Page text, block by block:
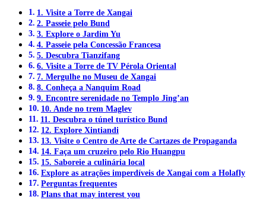
1. Visite a Torre de Xangai
2. Passeie pelo Bund
3. Explore o Jardim Yu
4. Passeie pela Concessão Francesa
5. Descubra Tianzifang
6. Visite a Torre de TV Pérola Oriental
7. Mergulhe no Museu de Xangai
8. Conheça a Nanquim Road
9. Encontre serenidade no Templo Jing’an
10. Ande no trem Maglev
11. Descubra o túnel turístico Bund
12. Explore Xintiandi
13. Visite o Centro de Arte de Cartazes de Propaganda
14. Faça um cruzeiro pelo Rio Huangpu
15. Saboreie a culinária local
Explore as atrações imperdíveis de Xangai com a Holafly
Perguntas frequentes
Plans that may interest you